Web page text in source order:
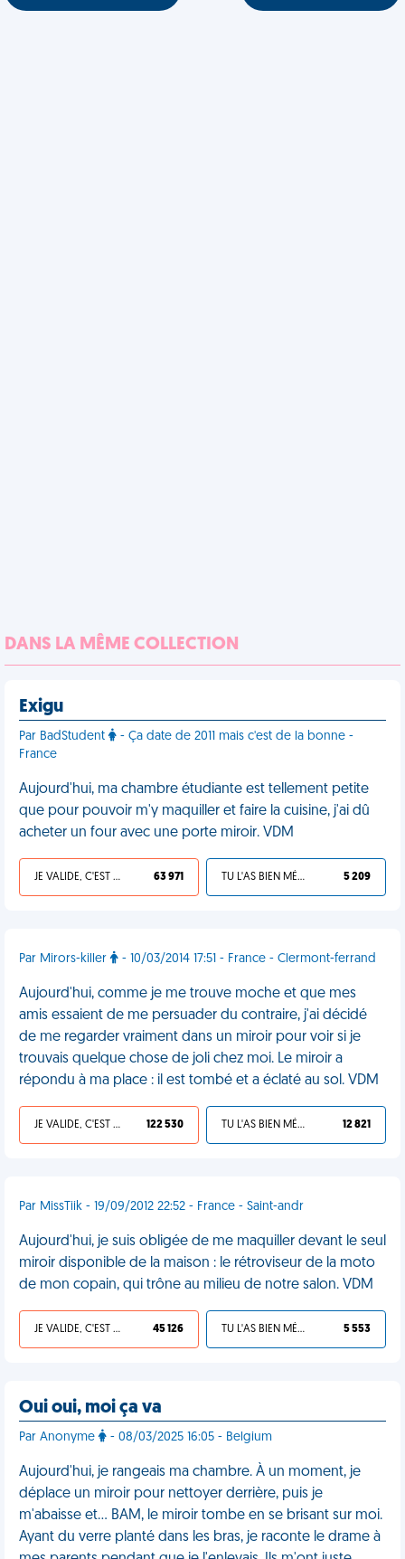
DANS LA MÊME COLLECTION
Exigu
Par BadStudent
- Ça date de 2011 mais c'est de la bonne -
France
Aujourd'hui, ma chambre étudiante est tellement petite
que pour pouvoir m'y maquiller et faire la cuisine, j'ai dû
acheter un four avec une porte miroir. VDM
JE VALIDE, C'EST UNE VDM 63 971 TU L'AS BIEN MÉRITÉ 5 209
Par Mirors-killer - 10/03/2014 17:51 - France - Clermont-ferrand
Aujourd'hui, comme je me trouve moche et que mes
amis essaient de me persuader du contraire, j'ai décidé
de me regarder vraiment dans un miroir pour voir si je
trouvais quelque chose de joli chez moi. Le miroir a
répondu à ma place : il est tombé et a éclaté au sol. VDM
JE VALIDE, C'EST UNE VDM 122 530 TU L'AS BIEN MÉRITÉ 12 821
Par MissTiik - 19/09/2012 22:52 - France - Saint-andr
Aujourd'hui, je suis obligée de me maquiller devant le seul
miroir disponible de la maison : le rétroviseur de la moto
de mon copain, qui trône au milieu de notre salon. VDM
JE VALIDE, C'EST UNE VDM 45 126 TU L'AS BIEN MÉRITÉ 5 553
Oui oui, moi ça va
Par Anonyme - 08/03/2025 16:05 - Belgium
Aujourd'hui, je rangeais ma chambre. À un moment, je
déplace un miroir pour nettoyer derrière, puis je
m'abaisse et… BAM, le miroir tombe en se brisant sur moi.
Ayant du verre planté dans les bras, je raconte le drame à